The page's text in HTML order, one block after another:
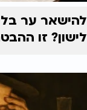
להישאר ער
לישון? זו